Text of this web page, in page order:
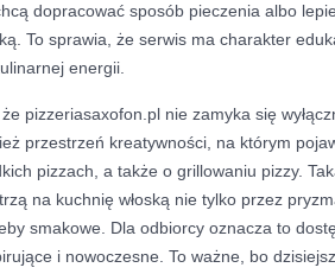
dopracować sposób pieczenia albo
To sprawia, że serwis ma charakter
energii.
pizzeriasaxofon.pl nie zamyka się
przestrzeń kreatywności, na którym
pizzach, a także o grillowaniu pizzy.
na kuchnię włoską nie tylko przez
smakowe. Dla odbiorcy oznacza to
i nowoczesne. To ważne, bo